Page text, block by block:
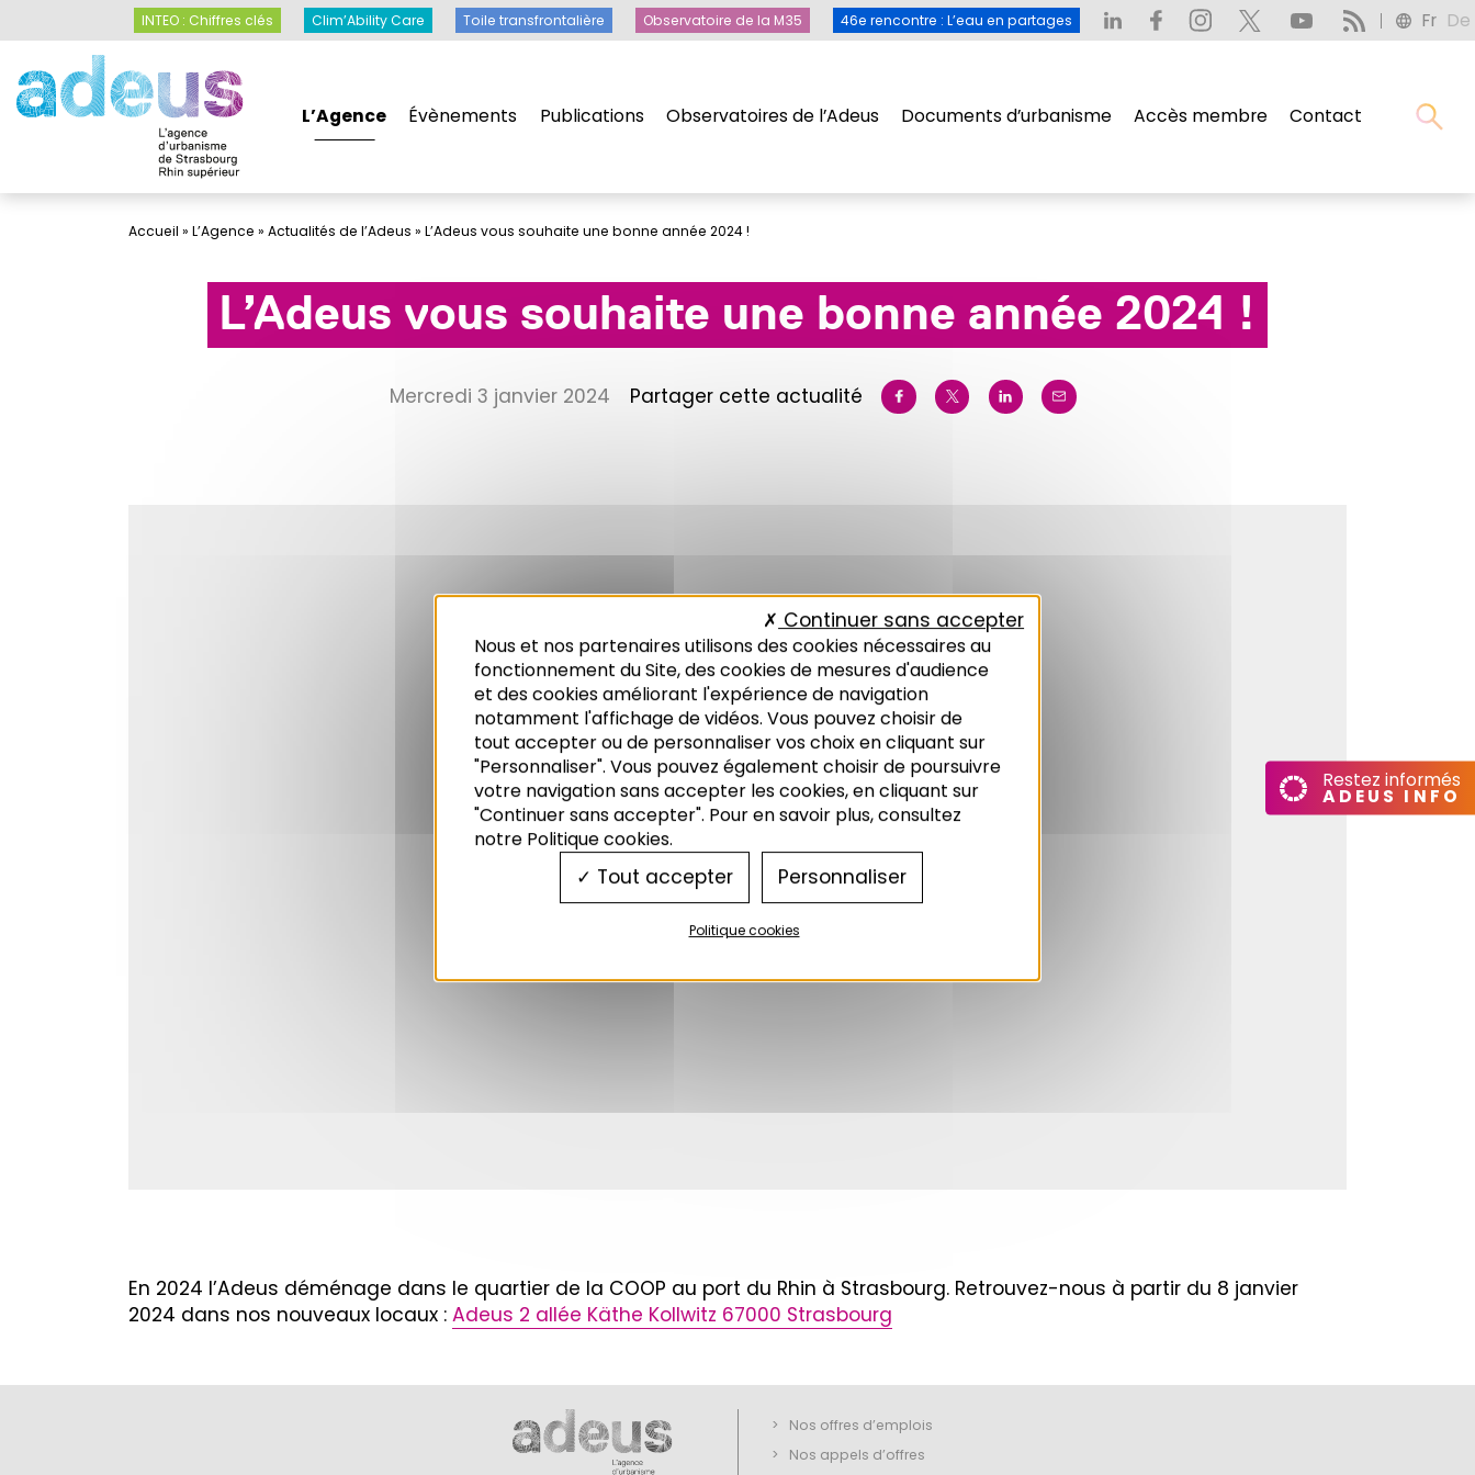
L’Agence Évènements Publications Observatoires de l’Adeus Documents d’urbanisme Accès membre Contact
INTEO : Chiffres clés Clim’Ability Care Toile transfrontalière Observatoire de la M35 46e rencontre : L’eau en partages Fr De
INTEO : Chiffres clés Clim’Ability Care Toile transfrontalière Observatoire de la M35 46e rencontre : L’eau en partages Fr De
Accueil » L’Agence » Actualités de l’Adeus » L’Adeus vous souhaite une bonne année 2024 !
L’Adeus vous souhaite une bonne année 2024 !
mercredi 3 janvier 2024 Partager cette actualité
En 2024 l’Adeus déménage dans le quartier de la COOP au port du Rhin à Strasbourg. Retrouvez-nous à partir du 8 janvier
2024 dans nos nouveaux locaux : Adeus 2 allée Käthe Kollwitz 67000 Strasbourg
Nos offres d’emplois
Nos appels d’offres
Restez informés
ADEUS INFO
Panneau de gestion des cookies
Nous et nos partenaires utilisons des cookies nécessaires au
fonctionnement du Site, des cookies de mesures d'audience
et des cookies améliorant l'expérience de navigation
notamment l'affichage de vidéos. Vous pouvez choisir de
tout accepter ou de personnaliser vos choix en cliquant sur
"Personnaliser". Vous pouvez également choisir de poursuivre
votre navigation sans accepter les cookies, en cliquant sur
"Continuer sans accepter". Pour en savoir plus, consultez
notre Politique cookies.
Tout accepter
Continuer sans accepter
Personnaliser
Politique cookies